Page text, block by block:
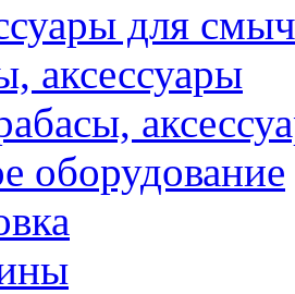
для
аксессуары
оборудование